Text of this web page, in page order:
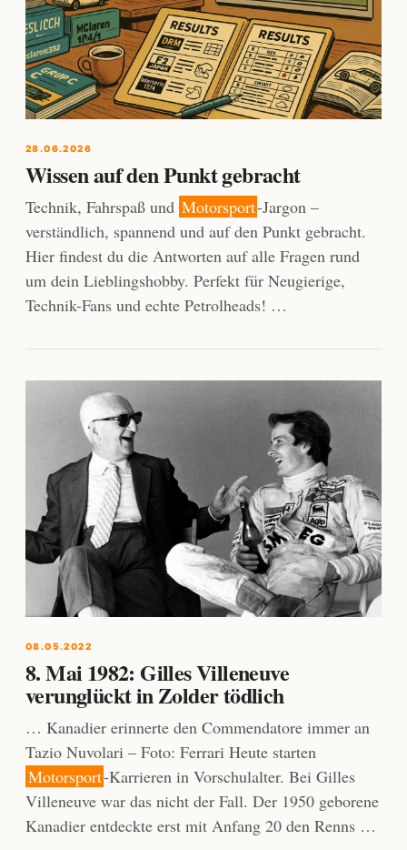
28.06.2026
Wissen auf den Punkt gebracht
Technik, Fahrspaß und Motorsport-Jargon –
verständlich, spannend und auf den Punkt gebracht.
Hier findest du die Antworten auf alle Fragen rund
um dein Lieblingshobby. Perfekt für Neugierige,
Technik-Fans und echte Petrolheads! …
08.05.2022
8. Mai 1982: Gilles Villeneuve
verunglückt in Zolder tödlich
… Kanadier erinnerte den Commendatore immer an
Tazio Nuvolari – Foto: Ferrari Heute starten
Motorsport-Karrieren in Vorschulalter. Bei Gilles
Villeneuve war das nicht der Fall. Der 1950 geborene
Kanadier entdeckte erst mit Anfang 20 den Renns …